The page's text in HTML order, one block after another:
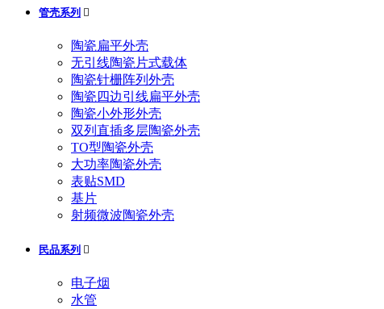
管壳系列 
陶瓷扁平外壳
无引线陶瓷片式载体
陶瓷针栅阵列外壳
陶瓷四边引线扁平外壳
陶瓷小外形外壳
双列直插多层陶瓷外壳
TO型陶瓷外壳
大功率陶瓷外壳
表贴SMD
基片
射频微波陶瓷外壳
民品系列 
电子烟
水管